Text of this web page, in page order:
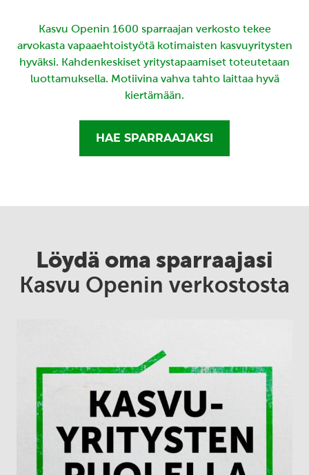
Kasvu Openin 1600 sparraajan verkosto tekee
arvokasta vapaaehtoistyötä kotimaisten kasvuyritysten
hyväksi. Kahdenkeskiset yritystapaamiset toteutetaan
luottamuksella. Motiivina vahva tahto laittaa hyvä
kiertämään.
HAE SPARRAAJAKSI
Löydä oma sparraajasi
Kasvu Openin verkostosta